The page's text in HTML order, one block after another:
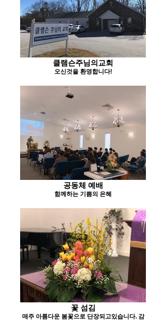
클램슨주님의교회
오신것을 환영합니다!
공동체 예배
함께하는 기쁨의 은혜
꽃 섬김
매주 아름다운 봄꽃으로 단장되고있습니다. 감